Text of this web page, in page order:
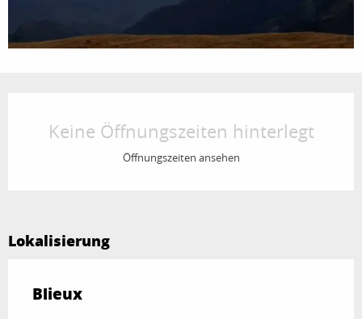
Keine Öffnungszeiten hinterlegt
Öffnungszeiten ansehen
Lokalisierung
Blieux